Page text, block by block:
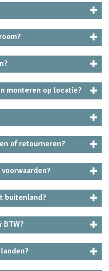
monteren op locatie?
of retourneren?
buitenland?